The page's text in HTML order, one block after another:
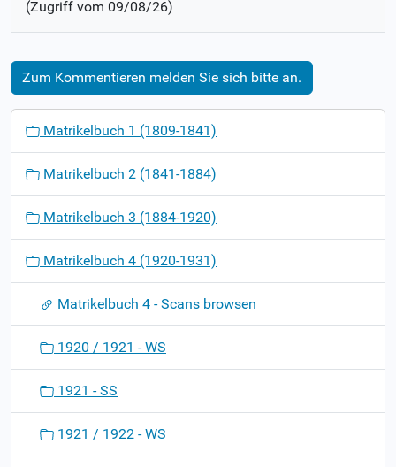
(Zugriff vom 09/08/26)
Zum Kommentieren melden Sie sich bitte an.
o
Matrikelbuch 1 (1809-1841)
Matrikelbuch 2 (1841-1884)
Matrikelbuch 3 (1884-1920)
Matrikelbuch 4 (1920-1931)
Matrikelbuch 4 - Scans browsen
1920 / 1921 - WS
1921 - SS
1921 / 1922 - WS